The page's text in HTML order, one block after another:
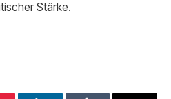
Stärke.